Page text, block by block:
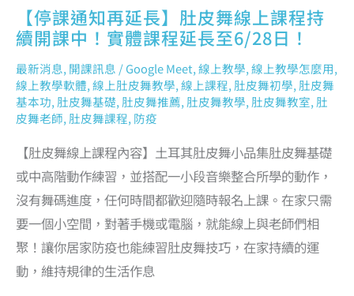
【停課通知再延長】肚皮舞線上課程持
續開課中！實體課程延長至6/28日！
最新消息,開課訊息 /Google Meet,線上教學,線上教學怎麼用,
線上教學軟體,線上肚皮舞教學,線上課程,肚皮舞初學,肚皮舞
基本功,肚皮舞基礎,肚皮舞推薦,肚皮舞教學,肚皮舞教室,肚
皮舞老師,肚皮舞課程,防疫
【肚皮舞線上課程內容】土耳其肚皮舞小品集肚皮舞基礎
或中高階動作練習，並搭配一小段音樂整合所學的動作，
沒有舞碼進度，任何時間都歡迎隨時報名上課。在家只需
要一個小空間，對著手機或電腦，就能線上與老師們相
聚！讓你居家防疫也能練習肚皮舞技巧，在家持續的運
動，維持規律的生活作息